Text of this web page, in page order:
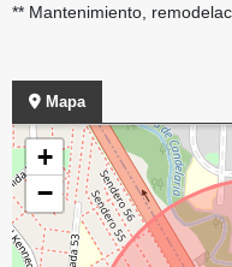
** Mantenimiento,
Mapa
+
−